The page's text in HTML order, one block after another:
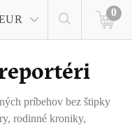
0
príbehov bez štipky
rodinné kroniky,